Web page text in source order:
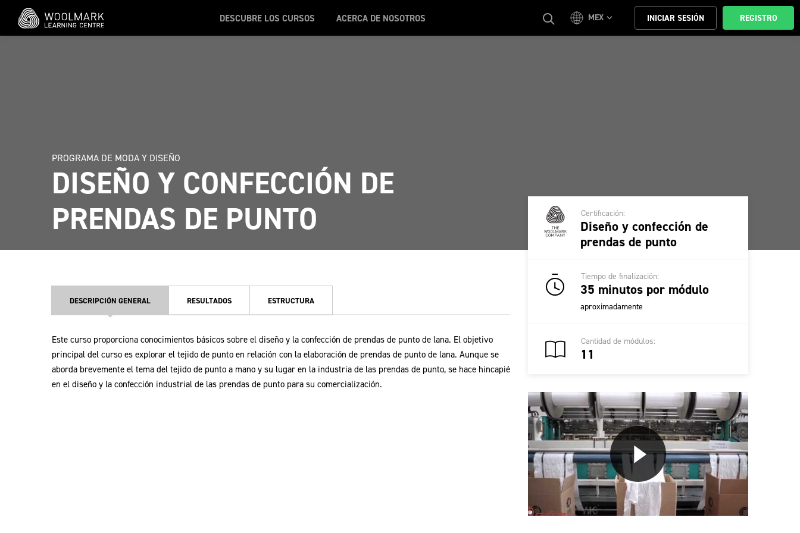
Skip to main content
DESCUBRE LOS CURSOS
ACERCA DE NOSOTROS MEX INICIAR SESIÓN REGISTRO
PROGRAMA DE MODA Y DISEÑO
DISEÑO Y CONFECCIÓN DE
PRENDAS DE PUNTO
DESCRIPCIÓN GENERAL RESULTADOS ESTRUCTURA
Este curso proporciona conocimientos básicos sobre el diseño y la confección de prendas de punto de lana. El objetivo
principal del curso es explorar el tejido de punto en relación con la elaboración de prendas de punto de lana. Aunque se
aborda brevemente el tema del tejido de punto a mano y su lugar en la industria de las prendas de punto, se hace hincapié
en el diseño y la confección industrial de las prendas de punto para su comercialización.
Certificación:
Diseño y confección de
prendas de punto
Tiempo de finalización:
35 minutos por módulo
aproximadamente
Cantidad de módulos:
11